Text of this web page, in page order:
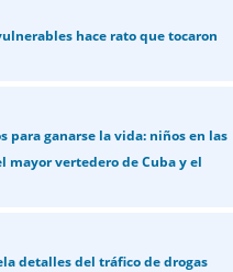
hace rato que tocaron
para ganarse la vida: niños en las
mayor vertedero de Cuba y el
detalles del tráfico de drogas